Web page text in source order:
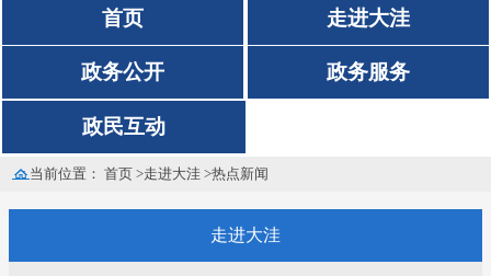
首页 走进大洼
政务公开 政务服务
政民互动
当前位置：首页 >走进大洼 >热点新闻
走进大洼